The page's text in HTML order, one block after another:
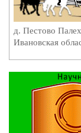
д. Пестово
Ивановская